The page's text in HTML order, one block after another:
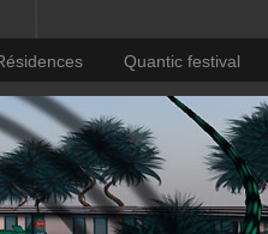
Quantic festival